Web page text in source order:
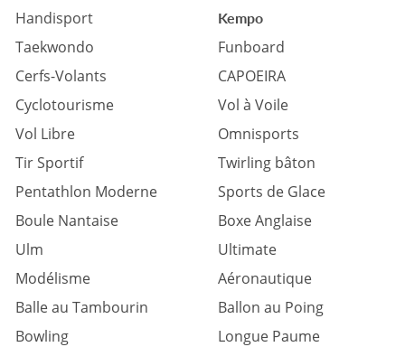
Handisport
Kempo
Taekwondo
Funboard
Cerfs-Volants
CAPOEIRA
Cyclotourisme
Vol à Voile
Vol Libre
Omnisports
Tir Sportif
Twirling bâton
Pentathlon Moderne
Sports de Glace
Boule Nantaise
Boxe Anglaise
Ulm
Ultimate
Modélisme
Aéronautique
Balle au Tambourin
Ballon au Poing
Bowling
Longue Paume